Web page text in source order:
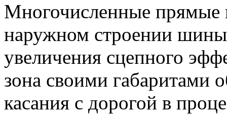
Многочисленные прямые
наружном строении шины
увеличения сцепного
зона своими габаритами
касания с дорогой в